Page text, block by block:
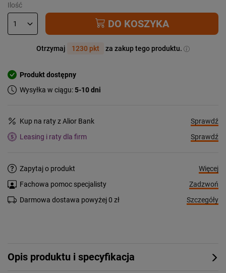
Ilość
DO KOSZYKA
Otrzymaj 1230 pkt za zakup tego produktu.
Produkt dostępny
Wysyłka w ciągu:5-10 dni
Kup na raty z Alior Bank
Sprawdź
Leasing i raty dla firm
Sprawdź
Zapytaj o produkt
Więcej
Fachowa pomoc specjalisty
Zadzwoń
Darmowa dostawa powyżej 0 zł
Szczegóły
Opis produktu i specyfikacja